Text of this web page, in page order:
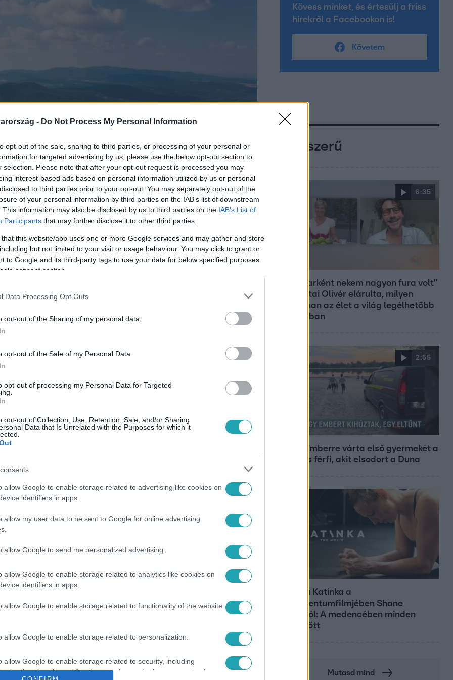
- Do Not Process My Personal Information
opt-out of the sale, sharing to third parties, or processing of your personal or
for targeted advertising by us, please use the below opt-out section to
selection. Please note that after your opt-out request is processed you may
interest-based ads based on personal information utilized by us or personal
to third parties prior to your opt-out. You may separately opt-out of the
of your personal information by third parties on the IAB’s list of downstream
This information may also be disclosed by us to third parties on the IAB’s List of
Participants that may further disclose it to other third parties.
that this website/app uses one or more Google services and may gather and store
but not limited to your visit or usage behaviour. You may click to grant or
to Google and its third-party tags to use your data for below specified purposes
consent section.
Data Processing Opt Outs
opt-out of the Sharing of my personal data.
opt-out of the Sale of my Personal Data.
opt-out of processing my Personal Data for Targeted
opt-out of Collection, Use, Retention, Sale, and/or Sharing
Data that Is Unrelated with the Purposes for which it
allow Google to enable storage related to advertising like cookies on
identifiers in apps.
allow my user data to be sent to Google for online advertising
allow Google to send me personalized advertising.
allow Google to enable storage related to analytics like cookies on
identifiers in apps.
allow Google to enable storage related to functionality of the website
allow Google to enable storage related to personalization.
allow Google to enable storage related to security, including
functionality and fraud prevention, and other user protection.
320 hektáros erdőterület újulhat meg a
a Pilisi Parkerdő Zrt. hosszú távú
természetvédelmi munkák
ellenálló növénytársulások
is. A projekt célja, hogy ötven év
– erről beszélt a Zöld Bolygó
Program Igazgatóságának
Parkerdő erdészetvezetője.
legyen a Google-találatokban!
Kövess minket, és értesülj a friss
hírekről a Facebookon is!
Követem
Népszerű
6:35
„Magyarként nekem nagyon fura volt”
– Pusztai Olivér elárulta, milyen
valójában az élet a világ legélhetőbb
városában
2:55
Szeptemberre várta első gyermekét a
29 éves férfi, akit elsodort a Duna
Hosszú Katinka a
dokumentumfilmjében Shane
Tusupról: A medencében minden
működött
Mutasd mind